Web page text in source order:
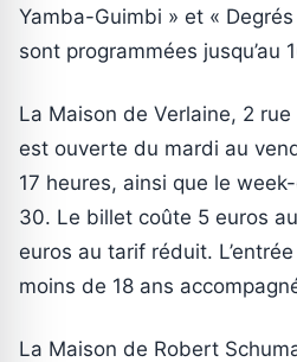
Yamba-Guimbi » et «
sont programmées jusqu’au
La Maison de Verlaine, 2
est ouverte du mardi au
17 heures, ainsi que le
30. Le billet coûte 5 euros
euros au tarif réduit.
moins de 18 ans
La Maison de Robert